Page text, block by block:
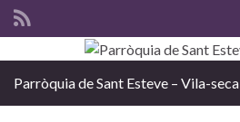
Search for:
Parròquia de Sant Esteve – Vila-seca